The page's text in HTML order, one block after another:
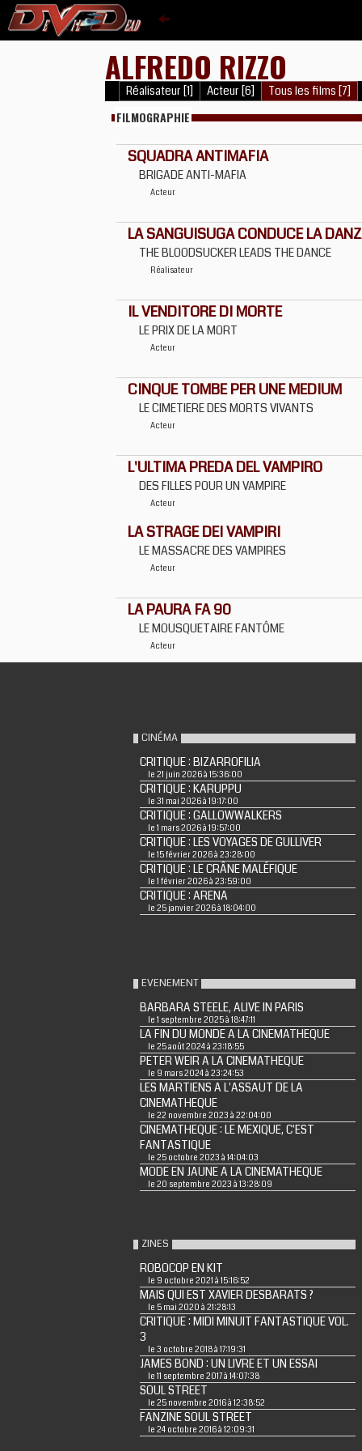
ALFREDO RIZZO
Réalisateur [1] Acteur [6] Tous les films [7]
FILMOGRAPHIE
SQUADRA ANTIMAFIA
BRIGADE ANTI-MAFIA
Acteur
LA SANGUISUGA CONDUCE LA
THE BLOODSUCKER LEADS THE DANCE
Réalisateur
IL VENDITORE DI MORTE
LE PRIX DE LA MORT
Acteur
CINQUE TOMBE PER UNE MEDIUM
LE CIMETIERE DES MORTS VIVANTS
Acteur
L'ULTIMA PREDA DEL VAMPIRO
DES FILLES POUR UN VAMPIRE
Acteur
LA STRAGE DEI VAMPIRI
LE MASSACRE DES VAMPIRES
Acteur
LA PAURA FA 90
LE MOUSQUETAIRE FANTÔME
Acteur
CINÉMA
CRITIQUE : BIZARROFILIA
le 21 juin 2026 à 15:36:00
CRITIQUE : KARUPPU
le 31 mai 2026 à 19:17:00
CRITIQUE : GALLOWWALKERS
le 1 mars 2026 à 19:57:00
CRITIQUE : LES VOYAGES DE GULLIVER
le 15 février 2026 à 23:28:00
CRITIQUE : LE CRÂNE MALÉFIQUE
le 1 février 2026 à 23:59:00
CRITIQUE : ARENA
le 25 janvier 2026 à 18:04:00
EVENEMENT
BARBARA STEELE, ALIVE IN PARIS
le 1 septembre 2025 à 18:47:11
LA FIN DU MONDE A LA CINEMATHEQUE
le 25 août 2024 à 23:18:55
PETER WEIR A LA CINEMATHEQUE
le 9 mars 2024 à 23:24:53
LES MARTIENS A L'ASSAUT DE LA
CINEMATHEQUE
le 22 novembre 2023 à 22:04:00
CINEMATHEQUE : LE MEXIQUE, C'EST
FANTASTIQUE
le 25 octobre 2023 à 14:04:03
MODE EN JAUNE A LA CINEMATHEQUE
le 20 septembre 2023 à 13:28:09
ZINES
ROBOCOP EN KIT
le 9 octobre 2021 à 15:16:52
MAIS QUI EST XAVIER DESBARATS ?
le 5 mai 2020 à 21:28:13
CRITIQUE : MIDI MINUIT FANTASTIQUE VOL.
3
le 3 octobre 2018 à 17:19:31
JAMES BOND : UN LIVRE ET UN ESSAI
le 11 septembre 2017 à 14:07:38
SOUL STREET
le 25 novembre 2016 à 12:38:52
FANZINE SOUL STREET
le 24 octobre 2016 à 12:09:31